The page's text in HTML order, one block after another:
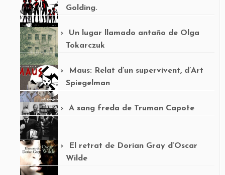
Golding.
Un lugar llamado antaño de Olga
Tokarczuk
Maus: Relat d’un supervivent, d’Art
Spiegelman
A sang freda de Truman Capote
El retrat de Dorian Gray d’Oscar
Wilde